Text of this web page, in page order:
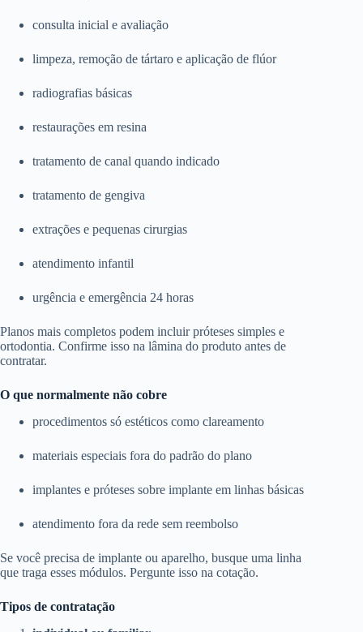
consulta inicial e avaliação
limpeza, remoção de tártaro e aplicação de flúor
radiografias básicas
restaurações em resina
tratamento de canal quando indicado
tratamento de gengiva
extrações e pequenas cirurgias
atendimento infantil
urgência e emergência 24 horas
Planos mais completos podem incluir próteses simples e
ortodontia. Confirme isso na lâmina do produto antes de
contratar.
O que normalmente não cobre
procedimentos só estéticos como clareamento
materiais especiais fora do padrão do plano
implantes e próteses sobre implante em linhas básicas
atendimento fora da rede sem reembolso
Se você precisa de implante ou aparelho, busque uma linha
que traga esses módulos. Pergunte isso na cotação.
Tipos de contratação